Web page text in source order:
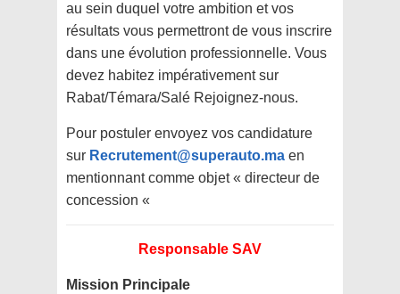
au sein duquel votre ambition et vos
résultats vous permettront de vous inscrire
dans une évolution professionnelle. Vous
devez habitez impérativement sur
Rabat/Témara/Salé Rejoignez-nous.
Pour postuler envoyez vos candidature
sur Recrutement@superauto.ma en
mentionnant comme objet « directeur de
concession «
Responsable SAV
Mission Principale